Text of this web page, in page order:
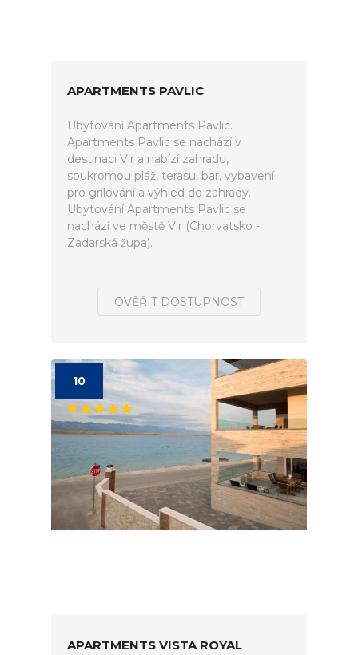
APARTMENTS PAVLIC
Ubytování Apartments Pavlic.
Apartments Pavlic se nachází v
destinaci Vir a nabízí zahradu,
soukromou pláž, terasu, bar, vybavení
pro grilování a výhled do zahrady.
Ubytování Apartments Pavlic se
nachází ve městě Vir (Chorvatsko -
Zadarská župa).
OVĚŘIT DOSTUPNOST
10
APARTMENTS VISTA ROYAL